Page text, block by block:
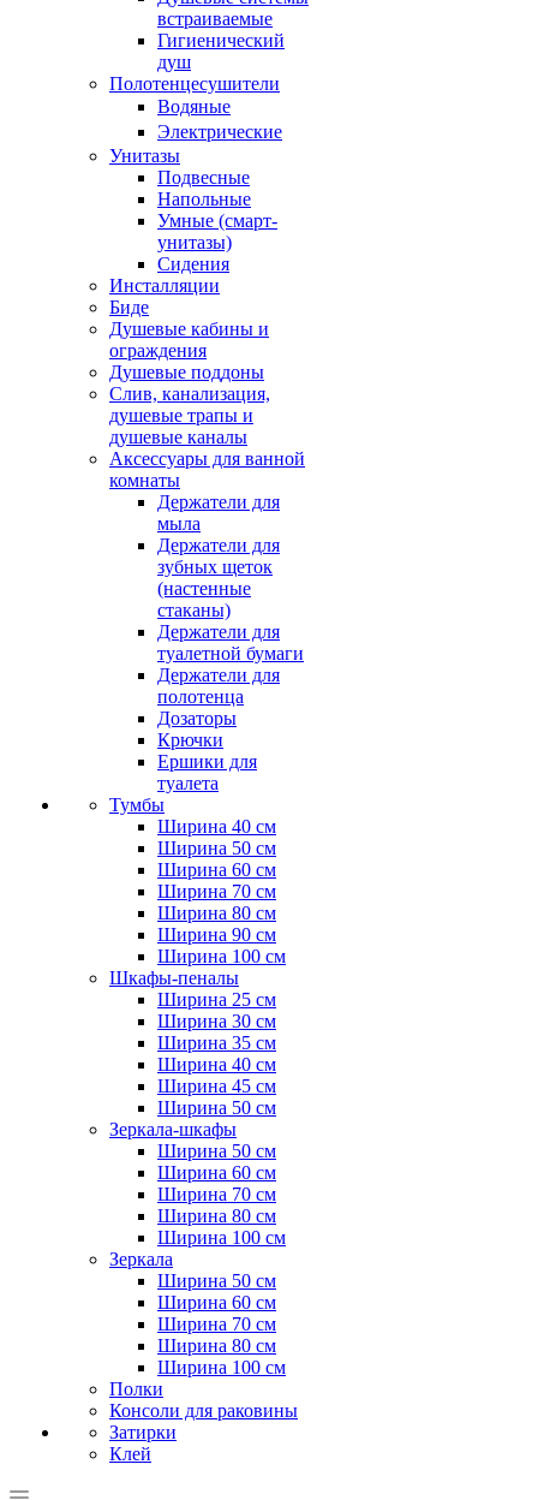
встраиваемые
Гигиенический
душ
Полотенцесушители
ㅤВодяные
ㅤЭлектрические
Унитазы
Подвесные
Напольные
Умные (смарт-
унитазы)
Сидения
Инсталляции
Биде
Душевые кабины и
ограждения
Душевые поддоны
Слив, канализация,
душевые трапы и
душевые каналы
Аксессуары для ванной
комнаты
Держатели для
мыла
Держатели для
зубных щеток
(настенные
стаканы)
Держатели для
туалетной бумаги
Держатели для
полотенца
Дозаторы
Крючки
Ершики для
туалета
Тумбы
Ширина 40 см
Ширина 50 см
Ширина 60 см
Ширина 70 см
Ширина 80 см
Ширина 90 см
Ширина 100 см
Шкафы-пеналы
Ширина 25 см
Ширина 30 см
Ширина 35 см
Ширина 40 см
Ширина 45 см
Ширина 50 см
Зеркала-шкафы
Ширина 50 см
Ширина 60 см
Ширина 70 см
Ширина 80 см
Ширина 100 см
Зеркала
Ширина 50 см
Ширина 60 см
Ширина 70 см
Ширина 80 см
Ширина 100 см
Полки
Консоли для раковины
Затирки
Клей